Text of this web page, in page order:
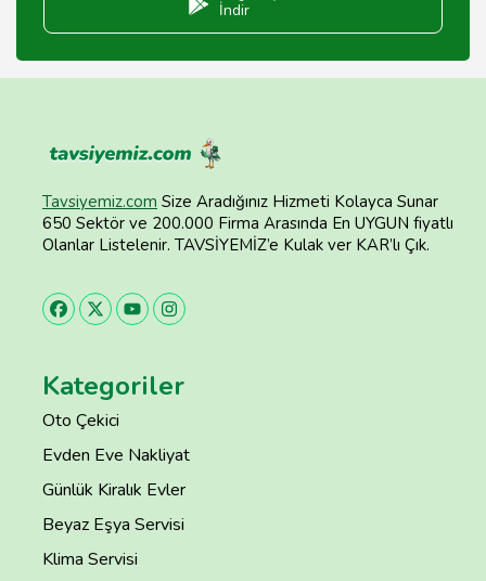
İndir
Tavsiyemiz.com Size Aradığınız Hizmeti Kolayca Sunar
650 Sektör ve 200.000 Firma Arasında En UYGUN fiyatlı
Olanlar Listelenir. TAVSİYEMİZ’e Kulak ver KAR’lı Çık.
Kategoriler
Oto Çekici
Evden Eve Nakliyat
Günlük Kiralık Evler
Beyaz Eşya Servisi
Klima Servisi